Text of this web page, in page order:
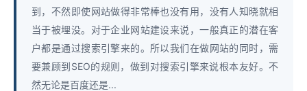
到，不然即使网站做得非常棒也没有用，没有人知晓就相
当于被埋没。对于企业网站建设来说，一般真正的潜在客
户都是通过搜索引擎来的。所以我们在做网站的同时，需
要兼顾到SEO的规则，做到对搜索引擎来说根本友好。不
然无论是百度还是...